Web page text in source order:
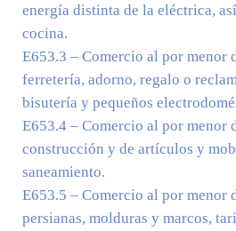
energía distinta de la eléctrica,
cocina.
E653.3 – Comercio al por menor
ferretería, adorno, regalo o
bisutería y pequeños
E653.4– Comercio al por menor
construcción y de artículos y
saneamiento.
E653.5 – Comercio al por menor
persianas, molduras y marcos,